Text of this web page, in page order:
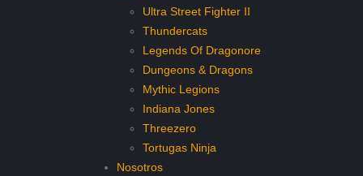
Ultra Street Fighter II
Thundercats
Legends Of Dragonore
Dungeons & Dragons
Mythic Legions
Indiana Jones
Threezero
Tortugas Ninja
Nosotros